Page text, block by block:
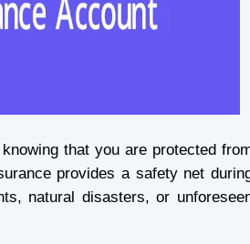
that you are protected
provides a safety net
natural disasters, or